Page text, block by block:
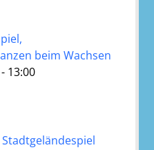
beim Wachsen
13:00
Stadtgeländespiel